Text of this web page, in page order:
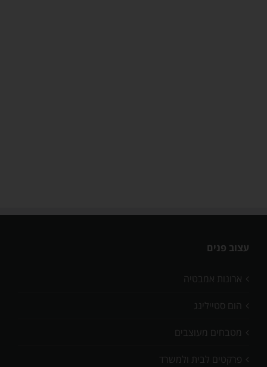
עצוב פנים
ארונות אמבטיה
הום סטיילינג
מטבחים מעוצבים
פרקטים לבית ולמשרד